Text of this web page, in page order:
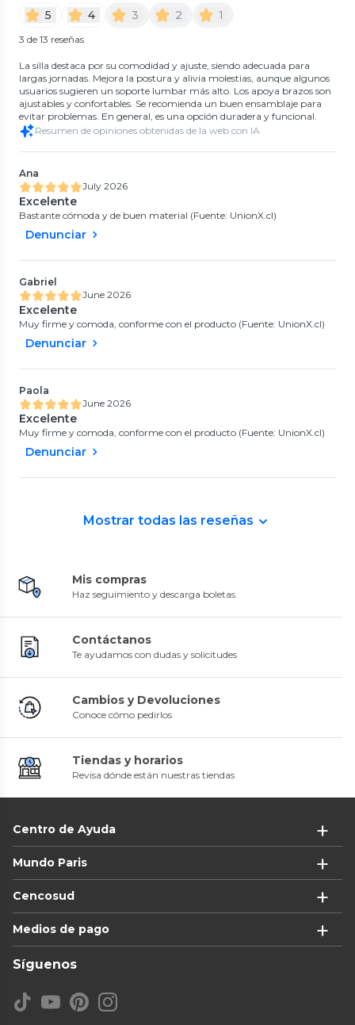
5 4 3 2 1
3 de 13 reseñas
La silla destaca por su comodidad y ajuste, siendo adecuada para
largas jornadas. Mejora la postura y alivia molestias, aunque algunos
usuarios sugieren un soporte lumbar más alto. Los apoya brazos son
ajustables y confortables. Se recomienda un buen ensamblaje para
evitar problemas. En general, es una opción duradera y funcional.
Resumen de opiniones obtenidas de la web con IA
Ana
July 2026
Excelente
Bastante cómoda y de buen material (Fuente: UnionX.cl)
Denunciar
Gabriel
June 2026
Excelente
Muy firme y comoda, conforme con el producto (Fuente: UnionX.cl)
Denunciar
Paola
June 2026
Excelente
Muy firme y comoda, conforme con el producto (Fuente: UnionX.cl)
Denunciar
Mostrar todas las reseñas
Mis compras
Haz seguimiento y descarga boletas
Contáctanos
Te ayudamos con dudas y solicitudes
Cambios y Devoluciones
Conoce cómo pedirlos
Tiendas y horarios
Revisa dónde están nuestras tiendas
Centro de Ayuda
Mundo Paris
Cencosud
Medios de pago
Síguenos